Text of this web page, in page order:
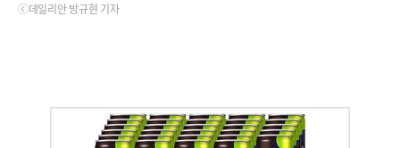
ⓒ데일리안 방규현 기자